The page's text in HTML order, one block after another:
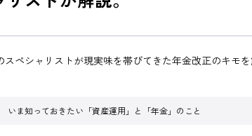
ペシャリストが現実味を帯びてきた年金改正のキモ
ま知っておきたい「資産運用」と「年金」のこと